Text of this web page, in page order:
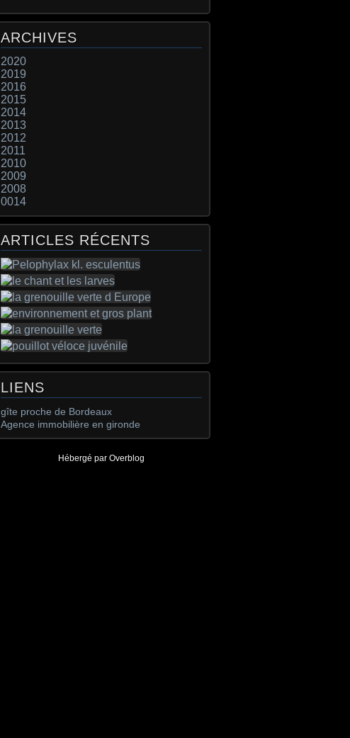
ARCHIVES
2020
2019
2016
2015
2014
2013
2012
2011
2010
2009
2008
0014
ARTICLES RÉCENTS
LIENS
gîte proche de Bordeaux
Agence immobilière en gironde
Hébergé par Overblog